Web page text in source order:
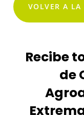
VOLVER A LA
Recibe
de